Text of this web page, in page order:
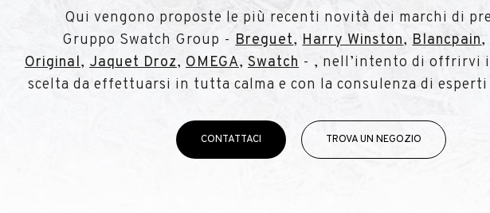
Qui vengono proposte le più recenti novità dei marchi di
Gruppo Swatch Group - Breguet, Harry Winston, Blancpain,
Original, Jaquet Droz, OMEGA, Swatch - , nell’intento di offrirvi
scelta da effettuarsi in tutta calma e con la consulenza di
CONTATTACI TROVA UN NEGOZIO